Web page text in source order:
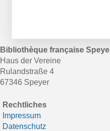
Bibliothèque française
Haus der Vereine
Rulandstraße 4
67346 Speyer
Rechtliches
Impressum
Datenschutz